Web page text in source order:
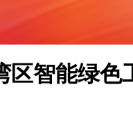
区智能绿色